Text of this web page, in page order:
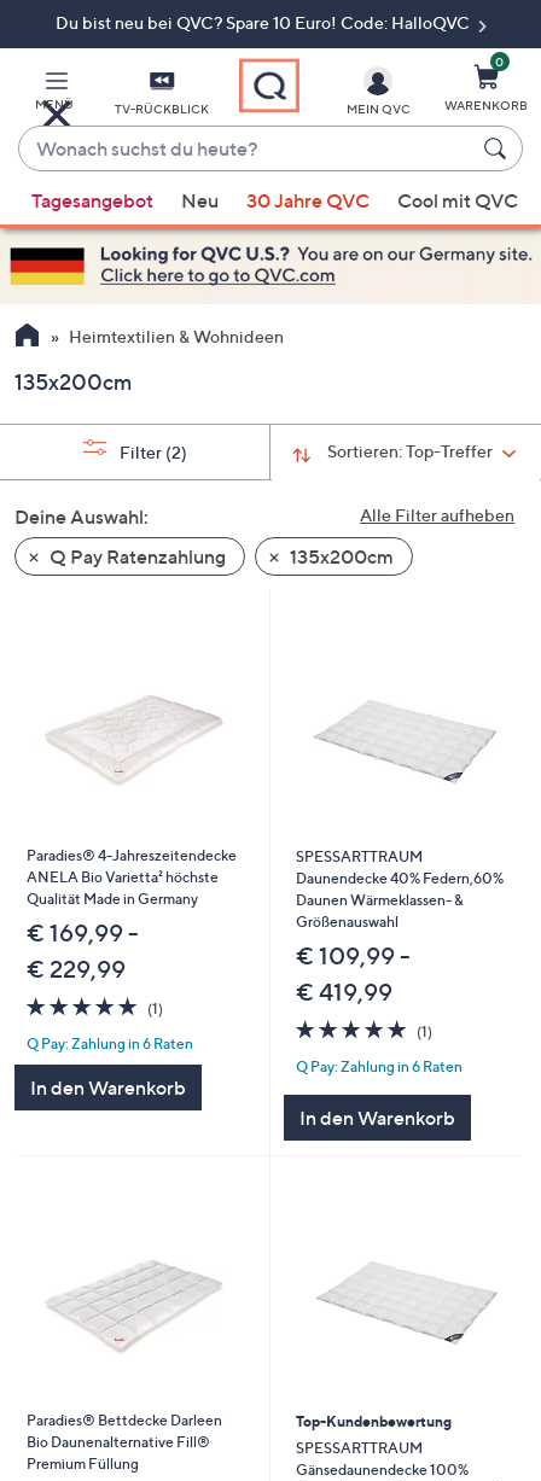
Du bist neu bei QVC? Spare 10 Euro! Code: HalloQVC
MENÜ TV-RÜCKBLICK
Wonach
suchst
du
heute?
Vorschläge
verfügbar
sind,
verwenden
Sie
Pfeiltasten
nach
und
nach
unten
oder
nach
um
diese
anzuzeigen.
MEIN QVC
0
WARENKORB
Tagesangebot Neu 30 Jahre QVC Cool mit QVC
Heimtextilien & Wohnideen
135x200cm
Sortieren:Top-Treffer
Filter (2)
Alle Filter aufheben
Deine Auswahl:
Q Pay Ratenzahlung
135x200cm
Paradies® 4-Jahreszeitendecke
ANELA Bio Varietta² höchste
Qualität Made in Germany
€ 169,99 -
€ 229,99
5.0
von
5
(1)1
Q Pay: Zahlung in 6 Raten
In den Warenkorb
SPESSARTTRAUM
Daunendecke 40% Federn,60%
Daunen Wärmeklassen- &
Größenauswahl
€ 109,99 -
€ 419,99
5.0
von
5
(1)1
Q Pay: Zahlung in 6 Raten
In den Warenkorb
Paradies® Bettdecke Darleen
Bio Daunenalternative Fill®
Premium Füllung
Top-Kundenbewertung
SPESSARTTRAUM
Gänsedaunendecke 100%